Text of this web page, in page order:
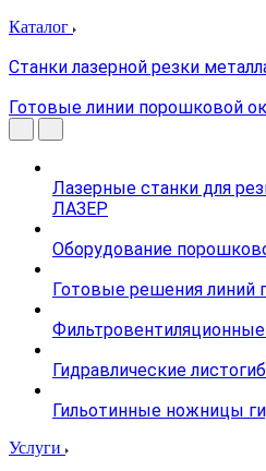
Каталог
Станки лазерной резки
Готовые линии порошковой
Лазерные станки для
ЛАЗЕР
Оборудование
Готовые решения линий
Гидравлические
Гильотинные ножницы
Услуги